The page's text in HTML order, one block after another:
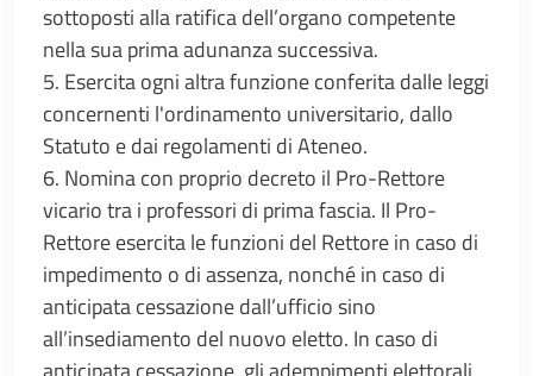
sottoposti alla ratifica dell’organo competente
nella sua prima adunanza successiva.
5. Esercita ogni altra funzione conferita dalle leggi
concernenti l'ordinamento universitario, dallo
Statuto e dai regolamenti di Ateneo.
6. Nomina con proprio decreto il Pro-Rettore
vicario tra i professori di prima fascia. Il Pro-
Rettore esercita le funzioni del Rettore in caso di
impedimento o di assenza, nonché in caso di
anticipata cessazione dall’ufficio sino
all’insediamento del nuovo eletto. In caso di